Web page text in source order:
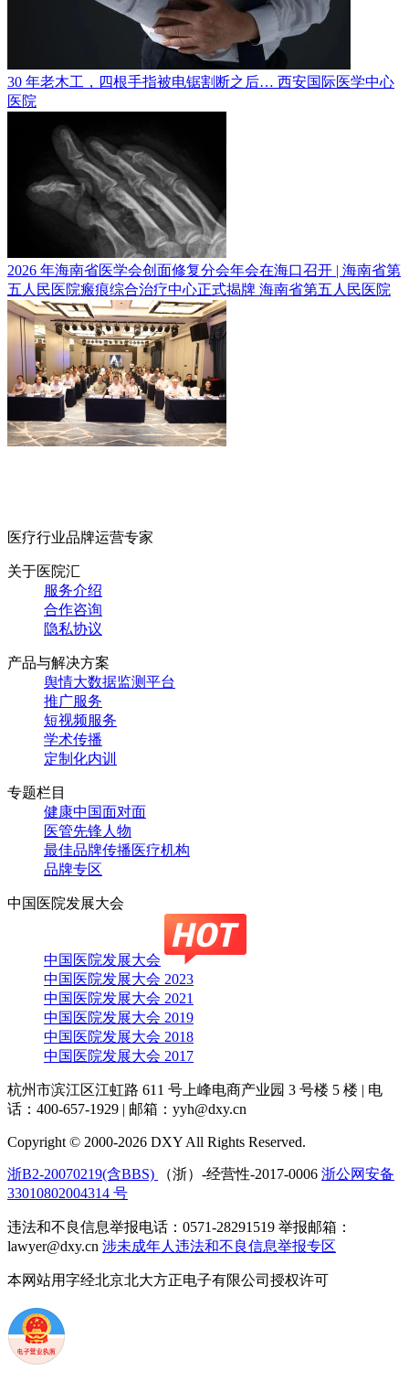
30 年老木工，四根手指被电锯割断之后… 西安国际医学中心
医院
2026 年海南省医学会创面修复分会年会在海口召开 | 海南省第
五人民医院瘢痕综合治疗中心正式揭牌 海南省第五人民医院
医疗行业品牌运营专家
关于医院汇
服务介绍
合作咨询
隐私协议
产品与解决方案
舆情大数据监测平台
推广服务
短视频服务
学术传播
定制化内训
专题栏目
健康中国面对面
医管先锋人物
最佳品牌传播医疗机构
品牌专区
中国医院发展大会
中国医院发展大会
中国医院发展大会 2023
中国医院发展大会 2021
中国医院发展大会 2019
中国医院发展大会 2018
中国医院发展大会 2017
杭州市滨江区江虹路 611 号上峰电商产业园 3 号楼 5 楼 | 电
话：400-657-1929 | 邮箱：yyh@dxy.cn
Copyright © 2000-2026 DXY All Rights Reserved.
浙B2-20070219(含BBS) （浙）-经营性-2017-0006 浙公网安备
33010802004314 号
违法和不良信息举报电话：0571-28291519 举报邮箱：
lawyer@dxy.cn 涉未成年人违法和不良信息举报专区
本网站用字经北京北大方正电子有限公司授权许可